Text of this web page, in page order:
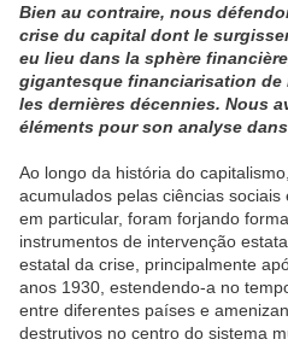
Bien au contraire, nous
crise du capital dont le
eu lieu dans la sphère
gigantesque financiarisation
les dernières décennies. Nous
éléments pour son analyse
Ao longo da história do
acumulados pelas ciências
em particular, foram forjando
instrumentos de intervenção
estatal da crise, principalmente
anos 1930, estendendo-a no
entre diferentes países e
destrutivos no centro do sistema